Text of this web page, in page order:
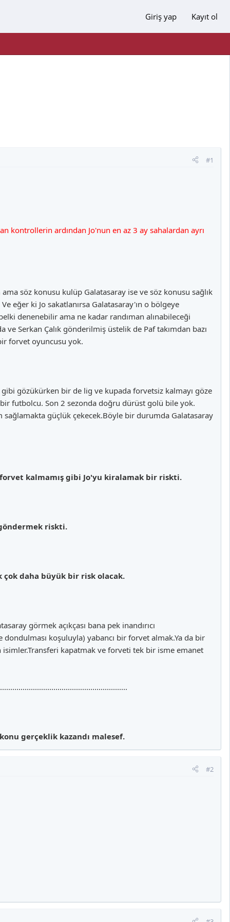
Giriş yap Kayıt ol
#1
kontrollerin ardından Jo'nun en az 3 ay sahalardan ayrı
söz konusu kulüp Galatasaray ise ve söz konusu sağlık
eğer ki Jo sakatlanırsa Galatasaray'ın o bölgeye
denenebilir ama ne kadar randıman alınabileceği
Serkan Çalık gönderilmiş üstelik de Paf takımdan bazı
forvet oyuncusu yok.
gözükürken bir de lig ve kupada forvetsiz kalmayı göze
futbolcu. Son 2 sezonda doğru dürüst golü bile yok.
sağlamakta güçlük çekecek.Böyle bir durumda Galatasaray
kalmamış gibi Jo'yu kiralamak bir riskti.
riskti.
daha büyük bir risk olacak.
görmek açıkçası bana pek inandırıcı
koşuluyla) yabancı bir forvet almak.Ya da bir
kapatmak ve forveti tek bir isme emanet
gerçeklik kazandı malesef.
#2